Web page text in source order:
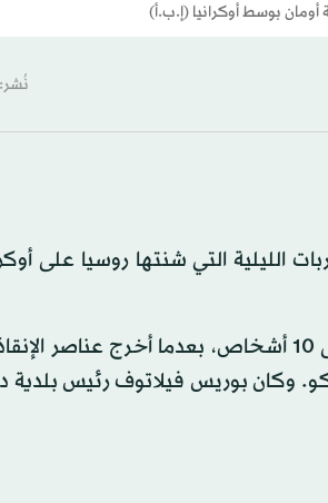
بوسط أوكرانيا (إ.ب.أ)
نُشر: 09:30-28 أبريل 2023 م ـ 08 شوّال 1444 هـ
الليلية التي شنتها روسيا على
وكان بوريس فيلاتوف رئيس